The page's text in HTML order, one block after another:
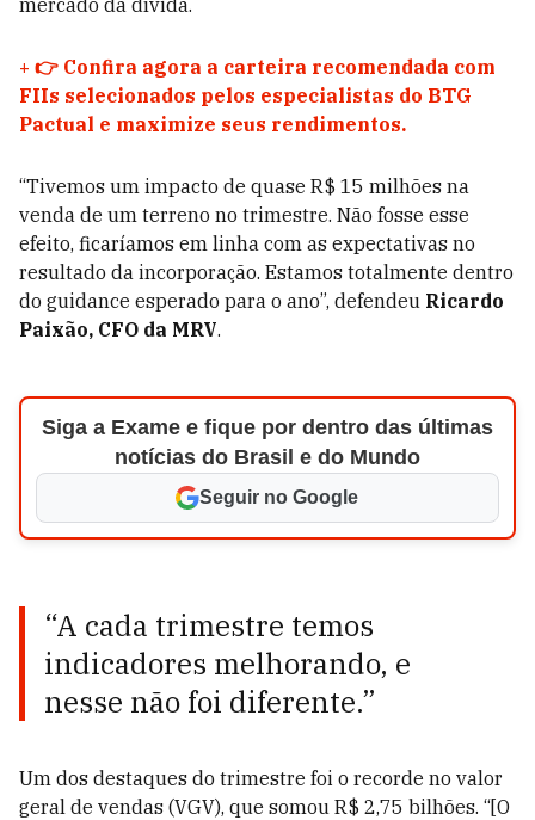
mercado da dívida.
+ 👉 Confira agora a carteira recomendada com
FIIs selecionados pelos especialistas do BTG
Pactual e maximize seus rendimentos.
“Tivemos um impacto de quase R$ 15 milhões na
venda de um terreno no trimestre. Não fosse esse
efeito, ficaríamos em linha com as expectativas no
resultado da incorporação. Estamos totalmente dentro
do guidance esperado para o ano”, defendeu Ricardo
Paixão, CFO da MRV.
Siga a Exame e fique por dentro das últimas
notícias do Brasil e do Mundo
Seguir no Google
“A cada trimestre temos
indicadores melhorando, e
nesse não foi diferente.”
Um dos destaques do trimestre foi o recorde no valor
geral de vendas (VGV), que somou R$ 2,75 bilhões. “[O